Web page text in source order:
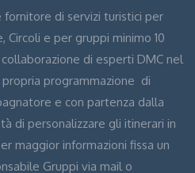
fornitore di servizi turistici per
Circoli e per gruppi minimo 10
di esperti DMC nel
programmazione di
e con partenza dalla
di personalizzare gli itinerari in
maggior informazioni fissa un
Gruppi via mail o